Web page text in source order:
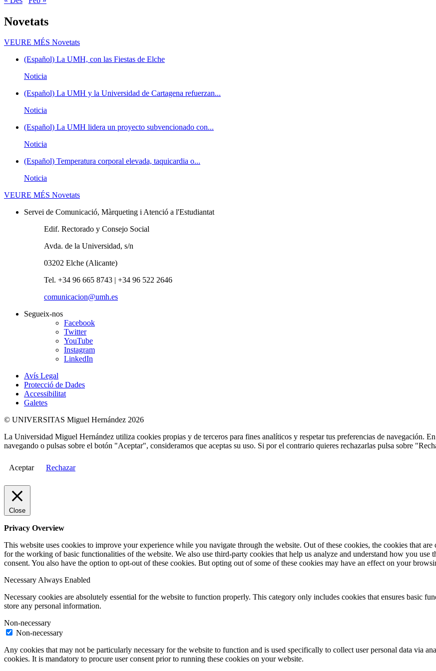
Novetats
VEURE MÉS Novetats
(Español) La UMH, con las Fiestas de Elche
Noticia
(Español) La UMH y la Universidad de Cartagena refuerzan...
Noticia
(Español) La UMH lidera un proyecto subvencionado con...
Noticia
(Español) Temperatura corporal elevada, taquicardia o...
Noticia
VEURE MÉS Novetats
Servei de Comunicació, Màrqueting i Atenció a l'Estudiantat
Edif. Rectorado y Consejo Social
Avda. de la Universidad, s/n
03202 Elche (Alicante)
Tel. +34 96 665 8743 | +34 96 522 2646
comunicacion@umh.es
Segueix-nos
Facebook
Twitter
YouTube
Instagram
LinkedIn
Avís Legal
Protecció de Dades
Accessibilitat
Galetes
© UNIVERSITAS Miguel Hernández 2026
La Universidad Miguel Hernández utiliza cookies propias y de terceros para fines analíticos y respetar tus preferencias de navegación.
navegando o pulsas sobre el botón "Aceptar", consideramos que aceptas su uso. Si por el contrario quieres rechazarlas pulsa sobre
Aceptar Rechazar
Close
Privacy Overview
This website uses cookies to improve your experience while you navigate through the website. Out of these cookies, the cookies that are
for the working of basic functionalities of the website. We also use third-party cookies that help us analyze and understand how you
consent. You also have the option to opt-out of these cookies. But opting out of some of these cookies may have an effect on your
NecessaryAlways Enabled
Necessary cookies are absolutely essential for the website to function properly. This category only includes cookies that ensures basic
store any personal information.
Non-necessary
Non-necessary
Any cookies that may not be particularly necessary for the website to function and is used specifically to collect user personal data via
cookies. It is mandatory to procure user consent prior to running these cookies on your website.